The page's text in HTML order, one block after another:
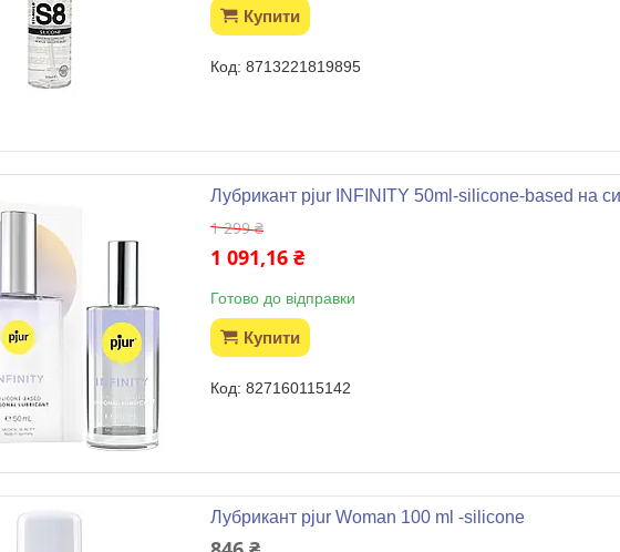
Купити
8713221819895
Лубрикант pjur INFINITY 50ml-silicone-based на
1 299 ₴
1 091,16 ₴
Готово до відправки
Купити
827160115142
Лубрикант pjur Woman 100 ml -silicone